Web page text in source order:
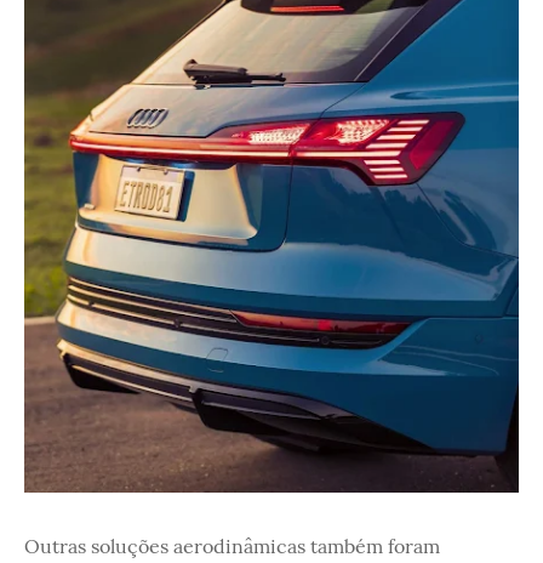
Outras soluções aerodinâmicas também foram